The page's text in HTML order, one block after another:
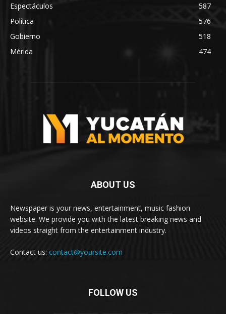
Espectáculos
587
Política
576
Gobierno
518
Mérida
474
ABOUT US
Newspaper is your news, entertainment, music fashion
website. We provide you with the latest breaking news and
videos straight from the entertainment industry.
Contact us: contact@yoursite.com
FOLLOW US